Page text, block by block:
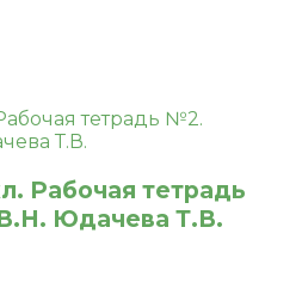
Рабочая тетрадь
Юдачева Т.В.